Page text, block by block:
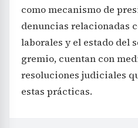
como mecanismo de
denuncias relacionadas
laborales y el estado del
gremio, cuentan con
resoluciones judiciales
estas prácticas.